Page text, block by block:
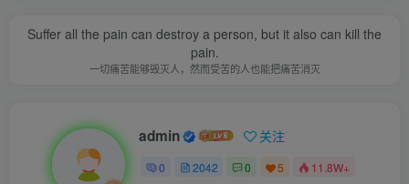
Suffer all the pain can destroy a person, but it also can kill the
pain.
一切痛苦能够毁灭人，然而受苦的人也能把痛苦消灭
admin 关注
0 2042 0 5 11.8W+